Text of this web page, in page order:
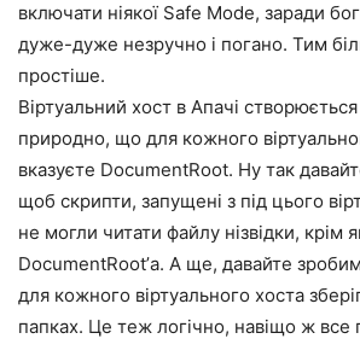
включати ніякої Safe Mode, заради
дуже-дуже незручно і погано. Тим
простіше.
Віртуальний хост в Апачі
природно, що для кожного
вказуєте DocumentRoot. Ну так
щоб скрипти, запущені з під цього
не могли читати файлу нізвідки, крім
DocumentRoot’а. А ще, давайте
для кожного віртуального хоста
папках. Це теж логічно, навіщо ж все